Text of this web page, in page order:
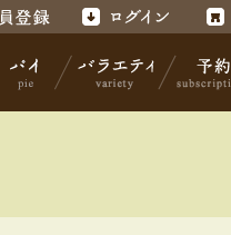
ログイン カート